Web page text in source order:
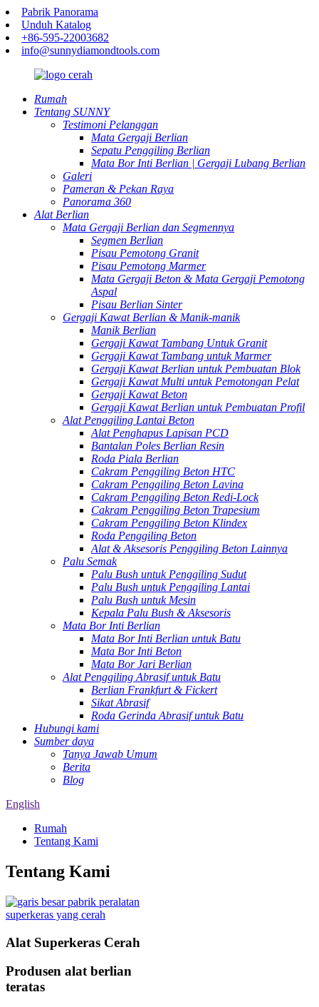
Pabrik Panorama
Unduh Katalog
+86-595-22003682
info@sunnydiamondtools.com
Rumah
Tentang SUNNY
Testimoni Pelanggan
Mata Gergaji Berlian
Sepatu Penggiling Berlian
Mata Bor Inti Berlian | Gergaji Lubang Berlian
Galeri
Pameran & Pekan Raya
Panorama 360
Alat Berlian
Mata Gergaji Berlian dan Segmennya
Segmen Berlian
Pisau Pemotong Granit
Pisau Pemotong Marmer
Mata Gergaji Beton & Mata Gergaji Pemotong
Aspal
Pisau Berlian Sinter
Gergaji Kawat Berlian & Manik-manik
Manik Berlian
Gergaji Kawat Tambang Untuk Granit
Gergaji Kawat Tambang untuk Marmer
Gergaji Kawat Berlian untuk Pembuatan Blok
Gergaji Kawat Multi untuk Pemotongan Pelat
Gergaji Kawat Beton
Gergaji Kawat Berlian untuk Pembuatan Profil
Alat Penggiling Lantai Beton
Alat Penghapus Lapisan PCD
Bantalan Poles Berlian Resin
Roda Piala Berlian
Cakram Penggiling Beton HTC
Cakram Penggiling Beton Lavina
Cakram Penggiling Beton Redi-Lock
Cakram Penggiling Beton Trapesium
Cakram Penggiling Beton Klindex
Roda Penggiling Beton
Alat & Aksesoris Penggiling Beton Lainnya
Palu Semak
Palu Bush untuk Penggiling Sudut
Palu Bush untuk Penggiling Lantai
Palu Bush untuk Mesin
Kepala Palu Bush & Aksesoris
Mata Bor Inti Berlian
Mata Bor Inti Berlian untuk Batu
Mata Bor Inti Beton
Mata Bor Jari Berlian
Alat Penggiling Abrasif untuk Batu
Berlian Frankfurt & Fickert
Sikat Abrasif
Roda Gerinda Abrasif untuk Batu
Hubungi kami
Sumber daya
Tanya Jawab Umum
Berita
Blog
English
Rumah
Tentang Kami
Tentang Kami
Alat Superkeras Cerah
Produsen alat berlian
teratas